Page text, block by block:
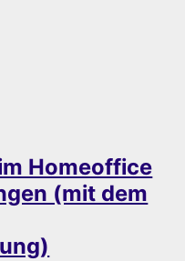
Homeoffice
(mit dem